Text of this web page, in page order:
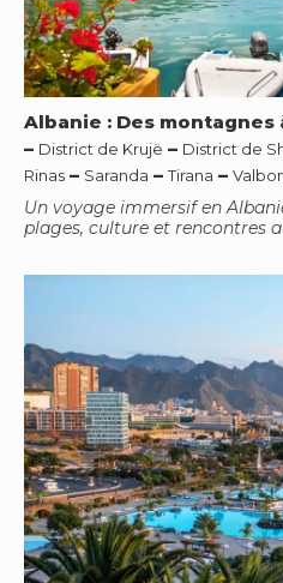
Albanie : Des montagnes
– District de Krujë – District de
Rinas – Saranda –Tirana –
Un voyage immersif en
plages, culture et rencontres